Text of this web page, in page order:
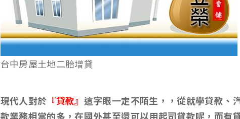
台中房屋土地二胎增貸
現代人對於 『貸款』 這字眼一定不陌生，，從就學貸款
款業務相當的多，在國外甚至還可以用起司貸款呢，而